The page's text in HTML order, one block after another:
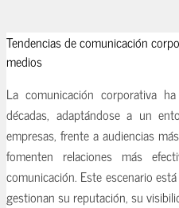
Tendencias de comunicación
medios
La comunicación corporativa
décadas, adaptándose a un
empresas, frente a audiencias
fomenten relaciones más
comunicación. Este escenario
gestionan su reputación, su